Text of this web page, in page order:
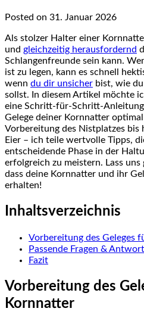
Posted on 31. Januar 2026
Als stolzer Halter einer
und gleichzeitig herausfordernd
Schlangenfreunde sein kann.
ist zu​ legen, kann es schnell
wenn du dir unsicher bist, wie
sollst.​ In diesem Artikel möchte
eine Schritt-für-Schritt-
Gelege deiner Kornnatter⁢
Vorbereitung ‌des Nistplatzes bis
Eier – ich teile wertvolle ‌Tipps,
entscheidende Phase in der
erfolgreich zu meistern. Lass‍ uns
dass deine Kornnatter und ihr
erhalten!
Inhaltsverzeichnis
Vorbereitung des Geleges​
Passende Fragen &
Fazit
Vorbereitung des
Kornnatter